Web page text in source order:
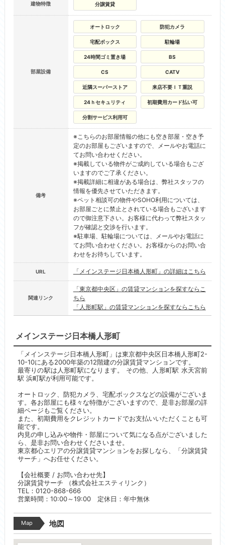
建物特徴 分譲賃貸
部屋設備
オートロック 防犯カメラ
宅配ボックス 駐輪場
24時間ゴミ置き場 BS
CS CATV
近隣スーパーストア 来店不要ＩＴ重説
24ｈセキュリティ 初期費用カード払い可
分割サービス利用可
備考
※こちらのお部屋情報の他にも空き部屋・空き予
定のお部屋もございますので、メールやお電話に
てお問い合わせください。
※掲載している物件がご成約している場合もござ
いますのでご了承ください。
※掲載詳細に相違がある場合は、弊社スタッフの
情報を優先させていただきます。
※ペット相談可の物件やSOHO利用については、
お部屋ごとに禁止とされている場合もございます
ので御注意下さい。お客様に代わって弊社スタッ
フが確認と交渉を行います。
※駐車場、駐輪場については、メールやお電話に
てお問い合わせください。お客様からのお問い合
わせをお待ちしています。
URL 「メインステージ日本橋人形町」の詳細はこちら
関連リンク
「東京都中央区」の賃貸マンションを探すならこ
ちら
「人形町駅」の賃貸マンションを探すならこちら
メインステージ日本橋人形町
「メインステージ日本橋人形町」は東京都中央区日本橋人形町2-
10-10にある2000年築の12階建の分譲賃貸マンションです。
最寄りの駅は人形町駅になります。 その他、人形町駅 水天宮前
駅 浜町駅が利用可能です。
オートロック、防犯カメラ、宅配ボックスなどの設備がございま
す。各お部屋にも様々な特徴がございますので、是非お部屋の詳
細ページもご覧ください。
また、初期費用をクレジットカードでお支払いいただくことも可
能です。
内見の申し込みや物件・部屋について気になる点がございました
ら、是非お問い合わせくださいませ。
東京都心エリアの分譲賃貸マンションをお探しなら、「分譲賃貸
サーチ」へお任せください。
【会社概要 / お問い合わせ先】
分譲賃貸サーチ （株式会社エスティリンク）
TEL：0120-868-666
営業時間：10:00～19:00 定休日：年中無休
Map 地図